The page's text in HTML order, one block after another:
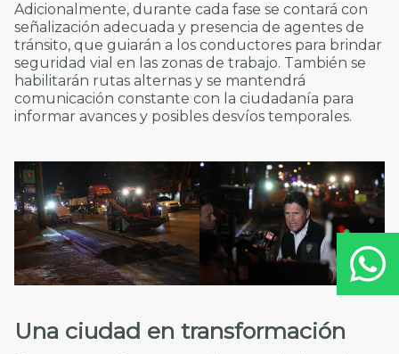
Adicionalmente, durante cada fase se contará con
señalización adecuada y presencia de agentes de
tránsito, que guiarán a los conductores para brindar
seguridad vial en las zonas de trabajo. También se
habilitarán rutas alternas y se mantendrá
comunicación constante con la ciudadanía para
informar avances y posibles desvíos temporales.
Una ciudad en transformación